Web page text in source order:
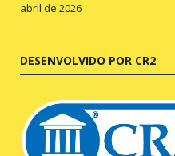
abril de 2026
DESENVOLVIDO POR CR2